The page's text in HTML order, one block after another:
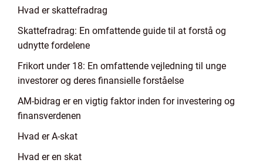
Hvad er skattefradrag
Skattefradrag: En omfattende guide til at forstå og
udnytte fordelene
Frikort under 18: En omfattende vejledning til unge
investorer og deres finansielle forståelse
AM-bidrag er en vigtig faktor inden for investering og
finansverdenen
Hvad er A-skat
Hvad er en skat